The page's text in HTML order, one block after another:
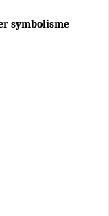
symbolisme